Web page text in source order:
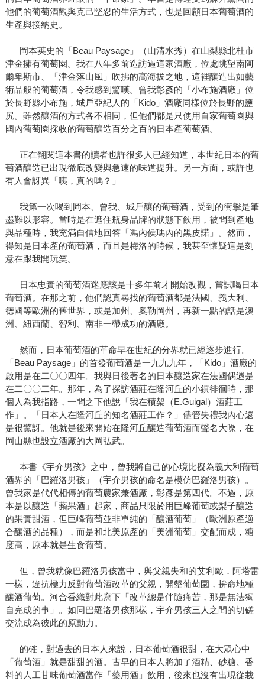
他們的葡萄酒觀與克己堅忍的生活方式，也是回顧日本葡萄酒的
生產與接納史。
岡本英史的「Beau Paysage」（山清水秀）在山梨縣北杜市
津金擁有葡萄園。我在八年多前造訪過這家酒廠，位處眺望南阿
爾卑斯市、「津金落山風」吹拂的高海拔之地，這裡釀造出如藝
術品般的葡萄酒，令我感到驚嘆。曾我彰彥的「小布施酒廠」位
於長野縣小布施，城戶亞紀人的「Kido」酒廠同樣位於長野的鹽
尻。雖然釀酒的方式各不相同，但他們都是只使用自家葡萄園與
國內葡萄園採收的葡萄釀造百分之百的日本產葡萄酒。
正在翻閱這本書的讀者也許很多人已經知道，本世紀日本的葡
萄酒釀造已出現徹底改變與急速的味道提升。另一方面，或許也
有人會訝異「咦，真的嗎？」
我第一次喝到岡本、曾我、城戶釀的葡萄酒，受到的衝擊是筆
墨難以形容。當時是在遮住瓶身品牌的狀態下飲用，被問到產地
與品種時，我充滿自信地回答「馮內侯瑪內的黑皮諾」。然而，
得知是日本產的葡萄酒，而且是梅洛的時候，我甚至懷疑這是刻
意在跟我開玩笑。
日本忠實的葡萄酒迷應該是十多年前才開始改觀，嘗試喝日本
葡萄酒。在那之前，他們認真尋找的葡萄酒都是法國、義大利、
德國等歐洲的舊世界，或是加州、奧勒岡州，再新一點的話是澳
洲、紐西蘭、智利、南非一帶成功的酒廠。
然而，日本葡萄酒的革命早在世紀的分界就已經逐步進行。
「Beau Paysage」的首發葡萄酒是一九九九年，「Kido」酒廠的
啟用是在二〇〇四年。我與日後著名的日本釀造家在法國偶遇是
在二〇〇二年。那年，為了探訪酒莊在隆河丘的小鎮徘徊時，那
個人為我指路，一問之下他說「我在積架（E.Guigal）酒莊工
作」。「日本人在隆河丘的知名酒莊工作？」儘管失禮我內心還
是很驚訝。他就是後來開始在隆河丘釀造葡萄酒而聲名大噪，在
岡山縣也設立酒廠的大岡弘武。
本書《宇介男孩》之中，曾我將自己的心境比擬為義大利葡萄
酒界的「巴羅洛男孩」（宇介男孩的命名是模仿巴羅洛男孩）。
曾我家是代代相傳的葡萄農家兼酒廠，彰彥是第四代。不過，原
本是以釀造「蘋果酒」起家，商品只限於用巨峰葡萄或梨子釀造
的果實甜酒，但巨峰葡萄並非單純的「釀酒葡萄」（歐洲原產適
合釀酒的品種），而是和北美原產的「美洲葡萄」交配而成，糖
度高，原本就是生食葡萄。
但，曾我就像巴羅洛男孩當中，與父親失和的艾利歐．阿塔雷
一樣，違抗極力反對葡萄酒改革的父親，開墾葡萄園，拚命地種
釀酒葡萄。河合香織對此寫下「改革總是伴隨痛苦，那是無法獨
自完成的事」。如同巴羅洛男孩那樣，宇介男孩三人之間的切磋
交流成為彼此的原動力。
的確，對過去的日本人來說，日本葡萄酒很甜，在大眾心中
「葡萄酒」就是甜甜的酒。古早的日本人將加了酒精、砂糖、香
料的人工甘味葡萄酒當作「藥用酒」飲用，後來也沒有出現從栽